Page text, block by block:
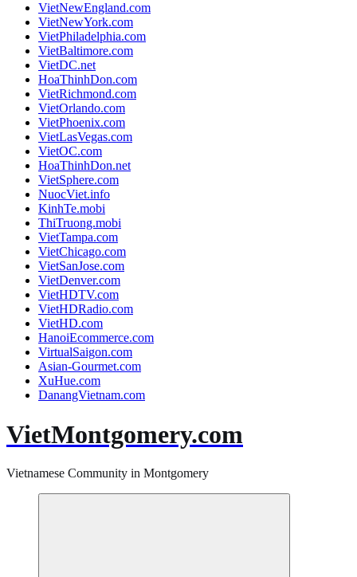
VietNewEngland.com
VietNewYork.com
VietPhiladelphia.com
VietBaltimore.com
VietDC.net
HoaThinhDon.com
VietRichmond.com
VietOrlando.com
VietPhoenix.com
VietLasVegas.com
VietOC.com
HoaThinhDon.net
VietSphere.com
NuocViet.info
KinhTe.mobi
ThiTruong.mobi
VietTampa.com
VietChicago.com
VietSanJose.com
VietDenver.com
VietHDTV.com
VietHDRadio.com
VietHD.com
HanoiEcommerce.com
VirtualSaigon.com
Asian-Gourmet.com
XuHue.com
DanangVietnam.com
VietMontgomery.com
Vietnamese Community in Montgomery